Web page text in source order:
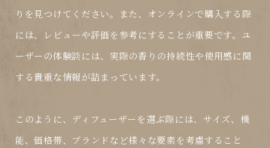
りを見つけてください。また、オンラインで購入する際
には、レビューや評価を参考にすることが重要です。ユ
ーザーの体験談には、実際の香りの持続性や使用感に関
する貴重な情報が詰まっています。
このように、ディフューザーを選ぶ際には、サイズ、機
能、価格帯、ブランドなど様々な要素を考慮すること